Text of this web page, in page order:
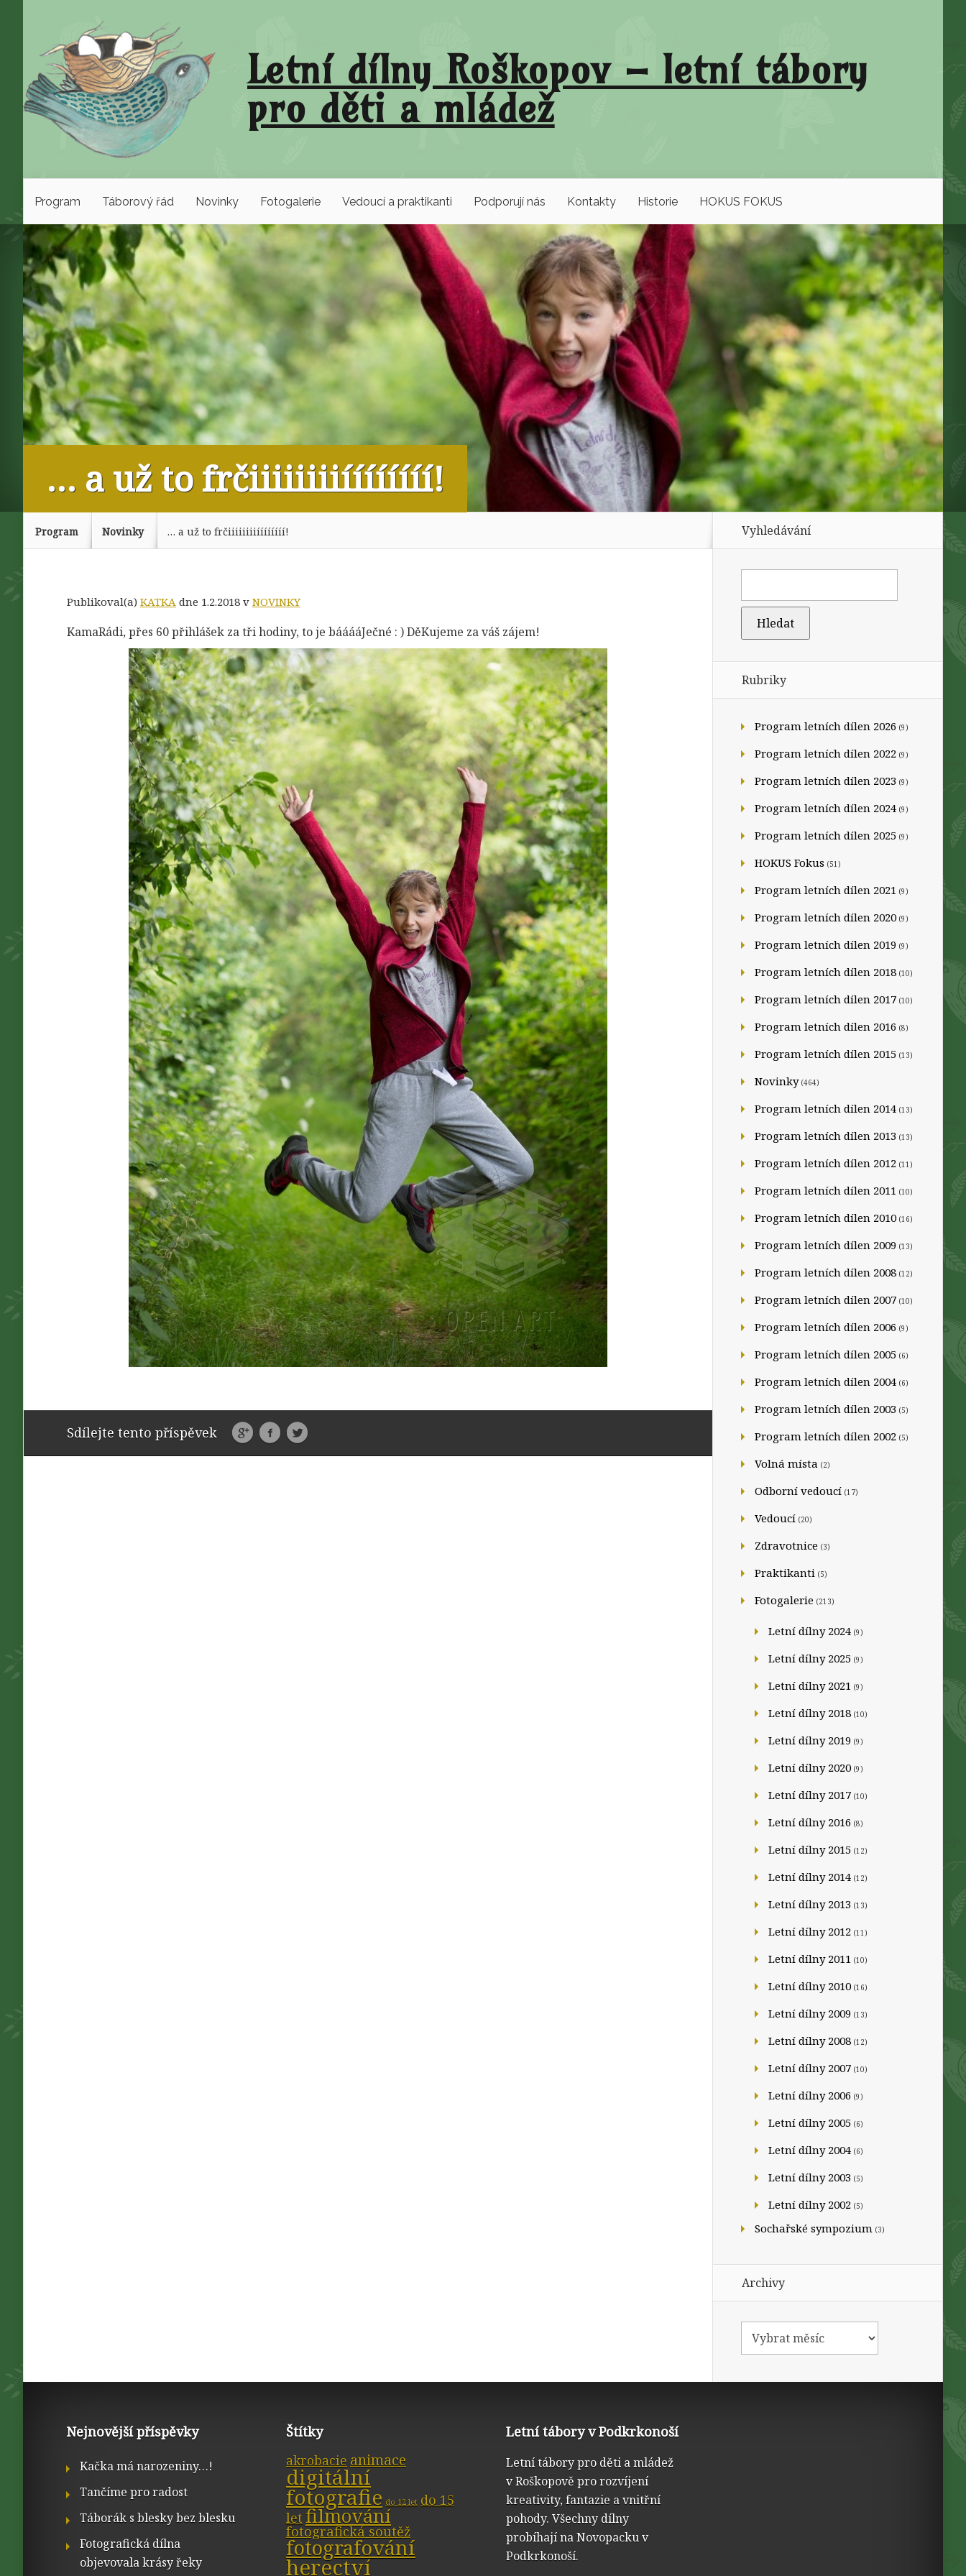
Letní dílny Roškopov – letní tábory
pro děti a mládež
Program Táborový řád Novinky Fotogalerie Vedoucí a praktikanti Podporují nás Kontakty Historie HOKUS FOKUS
… a už to frčiiiiiiiiíííííííí!
Program Novinky … a už to frčiiiiiiiiíííííííí!
Publikoval(a) KATKA dne 1.2.2018 v NOVINKY
KamaRádi, přes 60 přihlášek za tři hodiny, to je bááááJečné : ) DěKujeme za váš zájem!
Sdílejte tento příspěvek
Vyhledávání
Rubriky
Program letních dílen 2026 (9)
Program letních dílen 2022 (9)
Program letních dílen 2023 (9)
Program letních dílen 2024 (9)
Program letních dílen 2025 (9)
HOKUS Fokus (51)
Program letních dílen 2021 (9)
Program letních dílen 2020 (9)
Program letních dílen 2019 (9)
Program letních dílen 2018 (10)
Program letních dílen 2017 (10)
Program letních dílen 2016 (8)
Program letních dílen 2015 (13)
Novinky(464)
Program letních dílen 2014 (13)
Program letních dílen 2013 (13)
Program letních dílen 2012 (11)
Program letních dílen 2011 (10)
Program letních dílen 2010 (16)
Program letních dílen 2009 (13)
Program letních dílen 2008 (12)
Program letních dílen 2007 (10)
Program letních dílen 2006 (9)
Program letních dílen 2005 (6)
Program letních dílen 2004 (6)
Program letních dílen 2003 (5)
Program letních dílen 2002 (5)
Volná místa (2)
Odborní vedoucí (17)
Vedoucí (20)
Zdravotnice (3)
Praktikanti (5)
Fotogalerie (213)
Letní dílny 2024 (9)
Letní dílny 2025 (9)
Letní dílny 2021 (9)
Letní dílny 2018 (10)
Letní dílny 2019 (9)
Letní dílny 2020 (9)
Letní dílny 2017 (10)
Letní dílny 2016 (8)
Letní dílny 2015 (12)
Letní dílny 2014 (12)
Letní dílny 2013 (13)
Letní dílny 2012 (11)
Letní dílny 2011 (10)
Letní dílny 2010 (16)
Letní dílny 2009 (13)
Letní dílny 2008 (12)
Letní dílny 2007 (10)
Letní dílny 2006 (9)
Letní dílny 2005 (6)
Letní dílny 2004 (6)
Letní dílny 2003 (5)
Letní dílny 2002 (5)
Sochařské sympozium (3)
Archivy
Nejnovější příspěvky
Kačka má narozeniny…!
Tančíme pro radost
Táborák s blesky bez blesku
Fotografická dílna
objevovala krásy řeky
Štítky
akrobacie animace
digitální
fotografie do 12 let do 15
let filmování
fotografická soutěž
fotografování
herectví
Letní tábory v Podkrkonoší
Letní tábory pro děti a mládež
v Roškopově pro rozvíjení
kreativity, fantazie a vnitřní
pohody. Všechny dílny
probíhají na Novopacku v
Podkrkonoší.